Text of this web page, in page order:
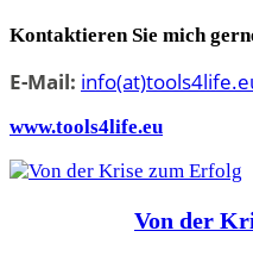
Skip
content
Kontaktieren Sie mich
E-Mail:
www.tools4life.eu
Von der